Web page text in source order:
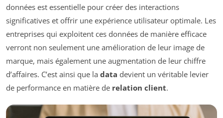
données est essentielle pour créer des interactions
significatives et offrir une expérience utilisateur optimale. Les
entreprises qui exploitent ces données de manière efficace
verront non seulement une amélioration de leur image de
marque, mais également une augmentation de leur chiffre
d’affaires. C’est ainsi que la data devient un véritable levier
de performance en matière de relation client.